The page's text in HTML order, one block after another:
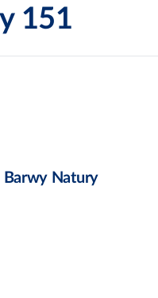
151
Barwy Natury